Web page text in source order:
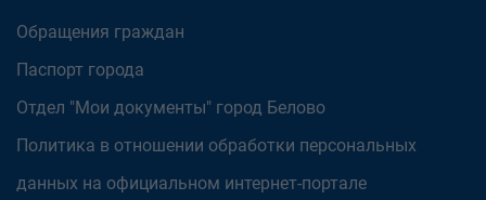
Обращения граждан
Паспорт города
Отдел "Мои документы" город Белово
Политика в отношении обработки персональных
данных на официальном интернет-портале